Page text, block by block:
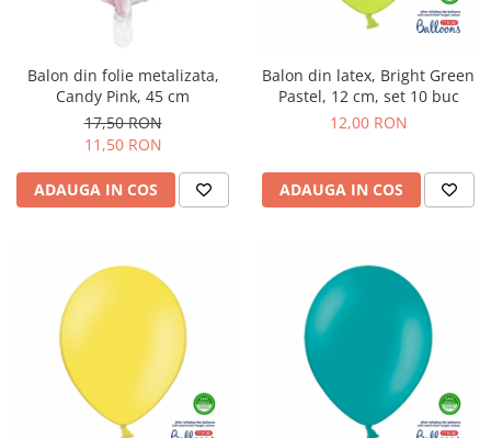
Articole party
Toppere prajituri
DETERGENTI & CURATENIE
Balon din folie metalizata,
Candy Pink, 45 cm
17,50 RON
11,50 RON
ADAUGA IN COS
Balon din latex, Bright Green
Pastel, 12 cm, set 10 buc
12,00 RON
ADAUGA IN COS